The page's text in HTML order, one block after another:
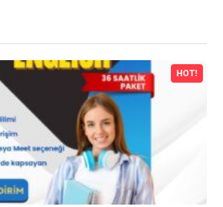
HOT!